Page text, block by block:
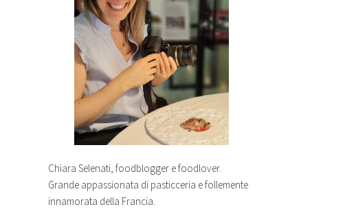
Chiara Selenati, foodblogger e foodlover.
Grande appassionata di pasticceria e follemente
innamorata della Francia.